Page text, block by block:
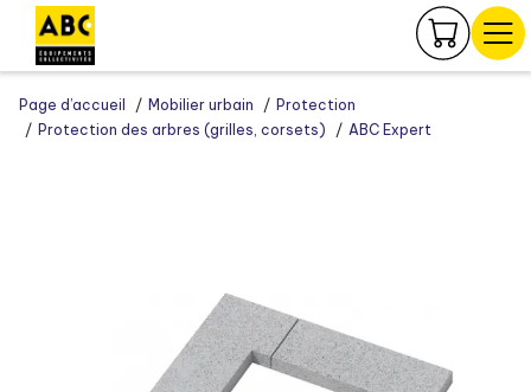
Page d’accueil Mobilier urbain
Protection
Protection des arbres (grilles, corsets)
ABC Expert
Panneau de gestion des cookies